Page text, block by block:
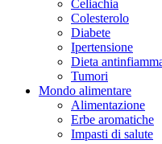
Celiachia
Colesterolo
Diabete
Ipertensione
Dieta
Tumori
Mondo alimentare
Alimentazione
Erbe aromatiche
Impasti di salute